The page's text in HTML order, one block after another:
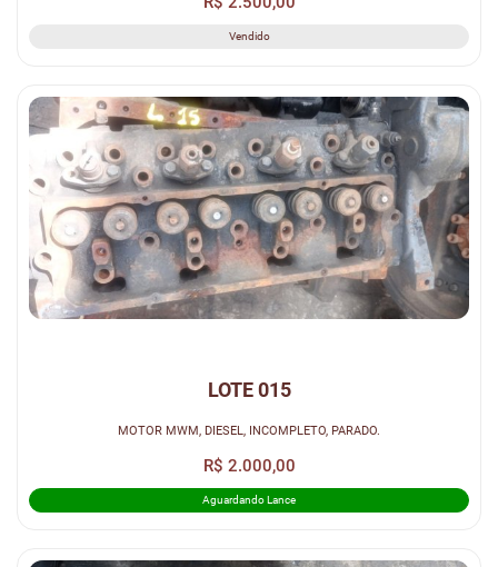
Vendido
LOTE 015
MOTOR MWM, DIESEL, INCOMPLETO, PARADO.
R$ 2.000,00
Aguardando Lance